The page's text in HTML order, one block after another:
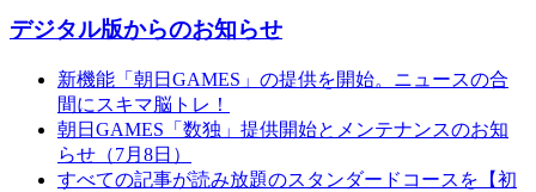
デジタル版からのお知らせ
新機能「朝日GAMES」の提供を開始。ニュースの合
間にスキマ脳トレ！
朝日GAMES「数独」提供開始とメンテナンスのお知
らせ（7月8日）
すべての記事が読み放題のスタンダードコースを【初